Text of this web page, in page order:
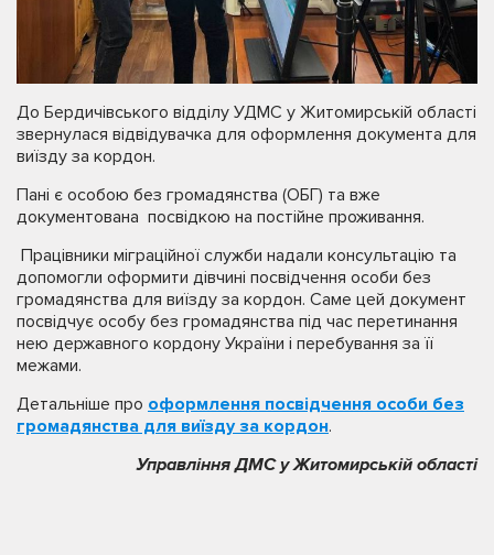
До Бердичівського відділу УДМС у Житомирській області
звернулася відвідувачка для оформлення документа для
виїзду за кордон.
Пані є особою без громадянства (ОБГ) та вже
документована посвідкою на постійне проживання.
Працівники міграційної служби надали консультацію та
допомогли оформити дівчині посвідчення особи без
громадянства для виїзду за кордон. Саме цей документ
посвідчує особу без громадянства під час перетинання
нею державного кордону України і перебування за її
межами.
Детальніше про оформлення посвідчення особи без
громадянства для виїзду за кордон.
Управління ДМС у Житомирській області